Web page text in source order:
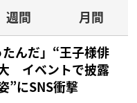
週間
月間
たんだ」“王子様俳
イベントで披露
”にSNS衝撃